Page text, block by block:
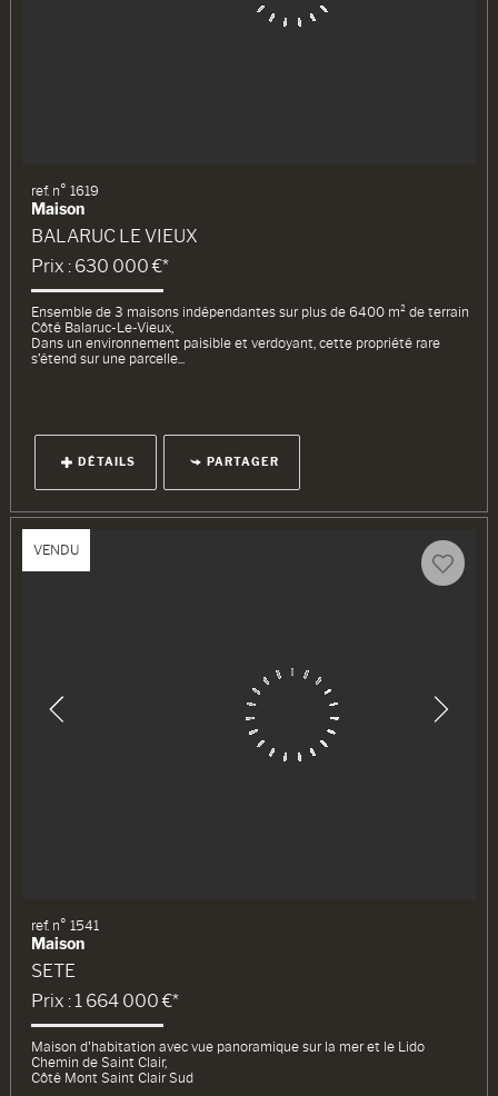
ref. n° 1619
Maison
BALARUC LE VIEUX
Prix : 630 000 €*
Ensemble de 3 maisons indépendantes sur plus de 6400 m² de terrain
Côté Balaruc-Le-Vieux,
Dans un environnement paisible et verdoyant, cette propriété rare
s’étend sur une parcelle...
DÉTAILS PARTAGER
VENDU
ref. n° 1541
Maison
SETE
Prix : 1 664 000 €*
Maison d'habitation avec vue panoramique sur la mer et le Lido
Chemin de Saint Clair,
Côté Mont Saint Clair Sud